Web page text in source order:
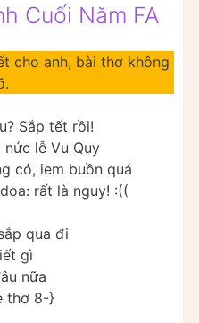
Cuối Năm FA
cho anh, bài thơ không
Sắp tết rồi!
lễ Vu Quy
có, iem buồn quá
rất là nguy! :((
qua đi
gì
nữa
thơ 8-}